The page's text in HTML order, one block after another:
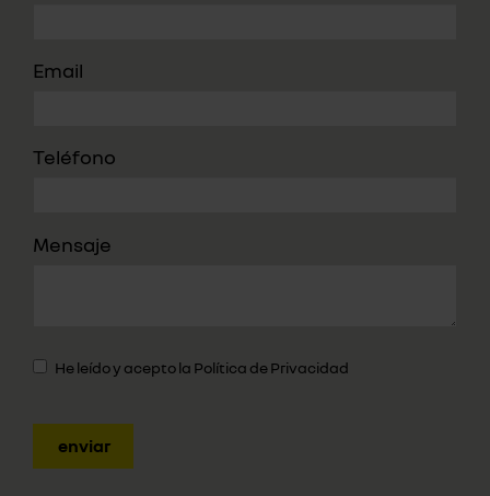
Email
Teléfono
Mensaje
He leído y acepto la Política de Privacidad
enviar